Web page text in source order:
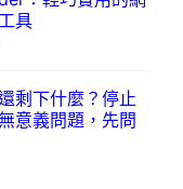
具
剩下什麼？停止
意義問題，先問